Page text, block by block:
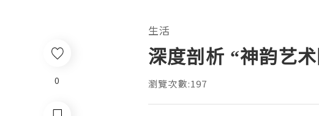
生活
深度剖析 “神韵艺
瀏覽次數:197
0